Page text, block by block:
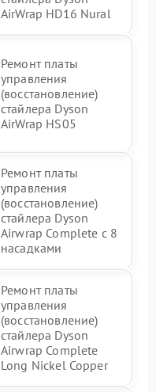
AirWrap HD16 Nural
Ремонт платы
управления
(восстановление)
стайлера Dyson
AirWrap HS05
Ремонт платы
управления
(восстановление)
стайлера Dyson
Airwrap Complete с 8
насадками
Ремонт платы
управления
(восстановление)
стайлера Dyson
Airwrap Complete
Long Nickel Copper